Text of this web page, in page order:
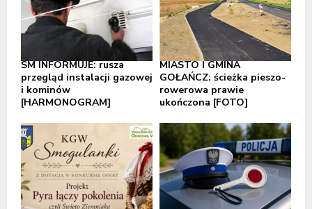
SM INFORMUJE: rusza
przegląd instalacji gazowej
i kominów
[HARMONOGRAM]
MIASTO I GMINA
GOŁAŃCZ: ścieżka pieszo-
rowerowa prawie
ukończona [FOTO]